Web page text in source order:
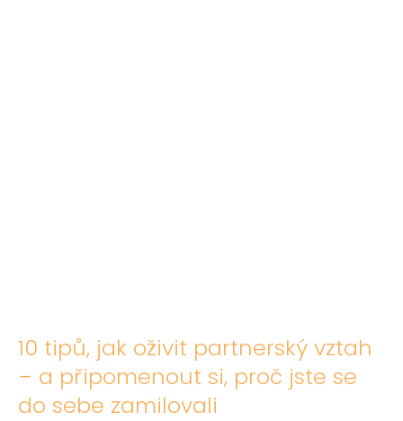
10 tipů, jak oživit partnerský vztah
– a připomenout si, proč jste se
do sebe zamilovali